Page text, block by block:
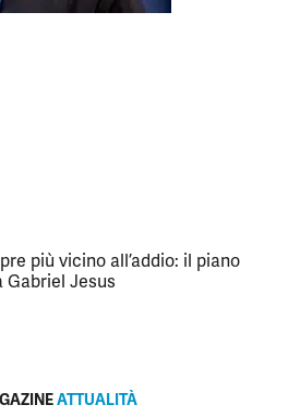
più vicino all’addio: il piano
Gabriel Jesus
ATTUALITÀ